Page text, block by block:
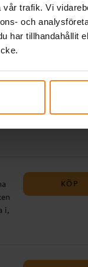
trafik. Vi
och
har tillhandahållit
KÖP
i,
KÖP